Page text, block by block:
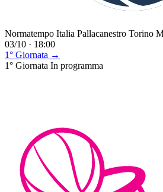
Normatempo Italia Pallacanestro Torino
03/10 · 18:00
1° Giornata →
1° Giornata In programma